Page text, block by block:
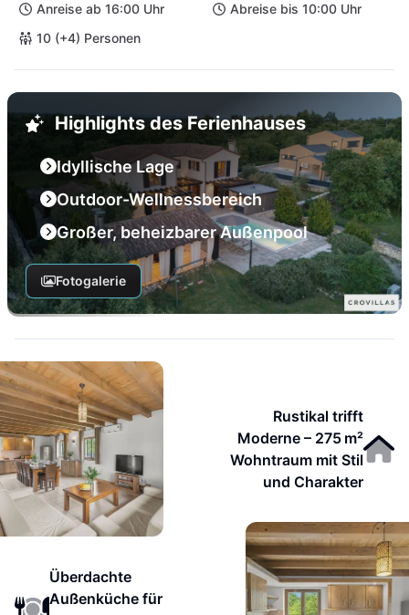
Anreise ab 16:00 Uhr
Abreise bis 10:00 Uhr
10 (+4) Personen
Highlights des Ferienhauses
Idyllische Lage
Outdoor-Wellnessbereich
Großer, beheizbarer Außenpool
Fotogalerie
Rustikal trifft
Moderne – 275 m²
Wohntraum mit Stil
und Charakter
Überdachte
Außenküche für